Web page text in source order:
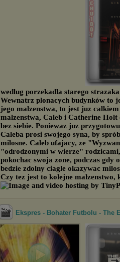
wedlug porzekadla starego
Wewnatrz plonacych budynków to
jego malzenstwa, to jest juz
malzenstwa, Caleb i Catherine
bez siebie. Poniewaz juz
Caleba prosi swojego syna, by
milosne. Caleb ufajacy, ze
"odrodzonymi w wierze"
pokochac swoja zone, podczas gdy
bedzie zdolny ciagle okazywac
Czy tez jest to kolejne
Ekspres - Bohater Futbolu - The